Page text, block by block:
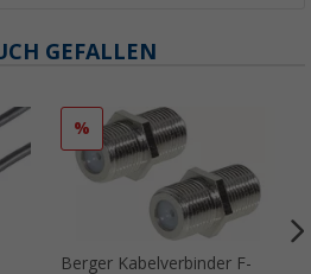
GEFALLEN
%
Berger Kabelverbinder F-